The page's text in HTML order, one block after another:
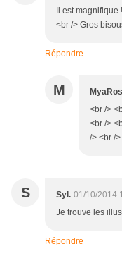
Il est
<br /> Gros
Répondre
M
<br />
<br />
/> <br /
S Syl. 01/10/2014
Je trouve les
Répondre